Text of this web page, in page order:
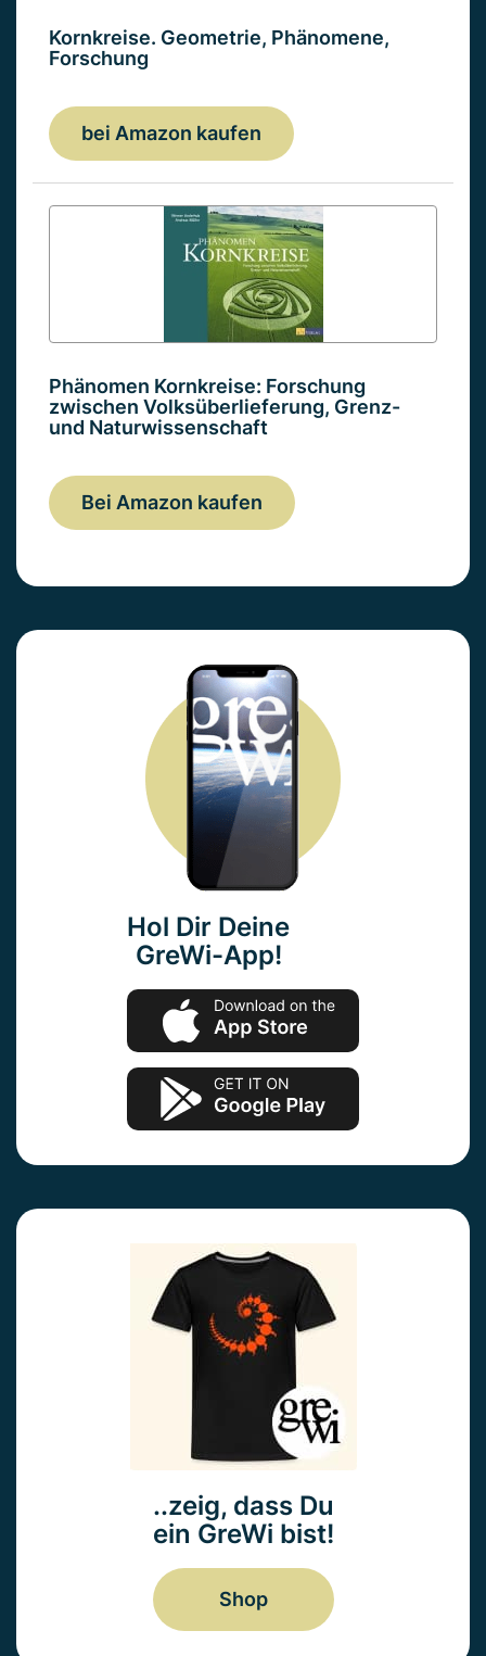
Kornkreise. Geometrie, Phänomene,
Forschung
bei Amazon kaufen
Phänomen Kornkreise: Forschung
zwischen Volksüberlieferung, Grenz-
und Naturwissenschaft
Bei Amazon kaufen
Hol Dir Deine
GreWi-App!
..zeig, dass Du
ein GreWi bist!
Shop